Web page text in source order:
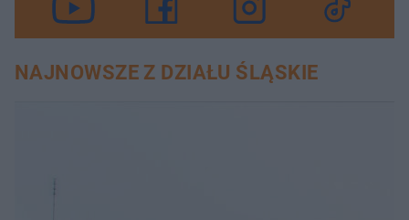
NAJNOWSZE Z DZIAŁU ŚLĄSKIE